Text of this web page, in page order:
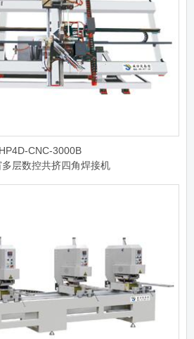
CNC-3000B
多层数控共挤四角焊接机